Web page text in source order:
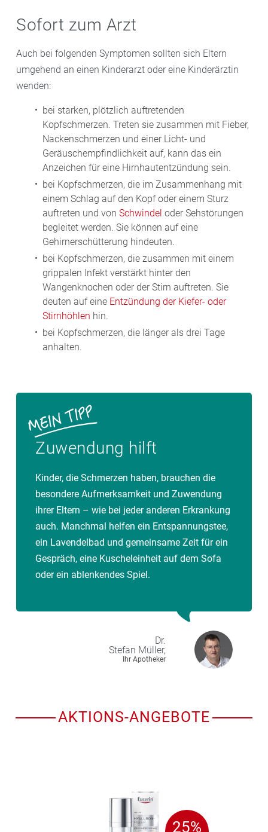
Sofort zum Arzt
Auch bei folgenden Symptomen sollten sich Eltern
umgehend an einen Kinderarzt oder eine Kinderärztin
wenden:
bei starken, plötzlich auftretenden
Kopfschmerzen. Treten sie zusammen mit Fieber,
Nackenschmerzen und einer Licht- und
Geräuschempfindlichkeit auf, kann das ein
Anzeichen für eine Hirnhautentzündung sein.
bei Kopfschmerzen, die im Zusammenhang mit
einem Schlag auf den Kopf oder einem Sturz
auftreten und von Schwindel oder Sehstörungen
begleitet werden. Sie können auf eine
Gehirnerschütterung hindeuten.
bei Kopfschmerzen, die zusammen mit einem
grippalen Infekt verstärkt hinter den
Wangenknochen oder der Stirn auftreten. Sie
deuten auf eine Entzündung der Kiefer- oder
Stirnhöhlen hin.
bei Kopfschmerzen, die länger als drei Tage
anhalten.
Zuwendung hilft
Kinder, die Schmerzen haben, brauchen die
besondere Aufmerksamkeit und Zuwendung
ihrer Eltern – wie bei jeder anderen Erkrankung
auch. Manchmal helfen ein Entspannungstee,
ein Lavendelbad und gemeinsame Zeit für ein
Gespräch, eine Kuscheleinheit auf dem Sofa
oder ein ablenkendes Spiel.
Dr.
Stefan Müller,
Ihr Apotheker
AKTIONS-ANGEBOTE
25%